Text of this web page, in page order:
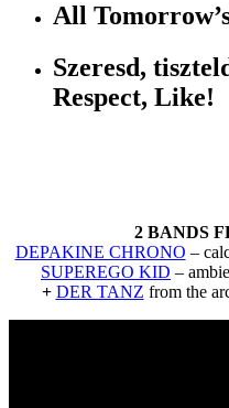
All
Szeresd,
Respect, Like!
2 BANDS
DEPAKINE CHRONO –
SUPEREGO KID –
+ DER TANZ from the